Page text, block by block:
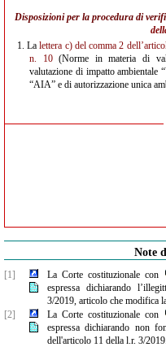
Disposizioni per la procedura di
1. Lalettera c) del comma 2
n. 10(Norme in materia di
valutazione di impatto ambientale
“AIA” e di autorizzazione unica
Note
[1] La Corte costituzionale con
espressa dichiarando
3/2019, articolo che modifica
[2]
La Corte costituzionale con
espressa dichiarando non
dell'articolo 11 della l.r. 3/2019.